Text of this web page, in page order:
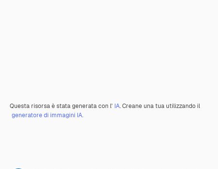
Questa risorsa è stata generata con l' IA. Creane una tua utilizzando il
generatore di immagini IA.